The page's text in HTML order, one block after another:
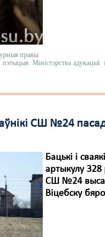
правы
пэтыцыя Міністэрства адукацыі
СШ №24
Бацькі і
артыкулу 328
СШ №24
Віцебску